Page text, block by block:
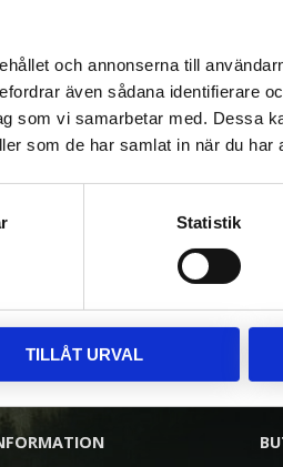
och annonserna till
även sådana identifierare
som vi samarbetar med. Dessa
som de har samlat in när du har
Statistik
TILLÅT URVAL